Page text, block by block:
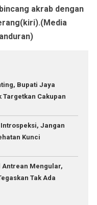
akrab dengan
Bupati Jaya
Cakupan
Jangan
Kunci
Antrean Mengular,
Tak Ada